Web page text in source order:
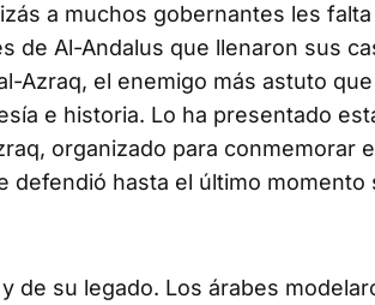
a muchos gobernantes les
de Al-Andalus que llenaron sus
Azraq, el enemigo más astuto
e historia. Lo ha presentado
organizado para conmemorar
defendió hasta el último momento
de su legado. Los árabes